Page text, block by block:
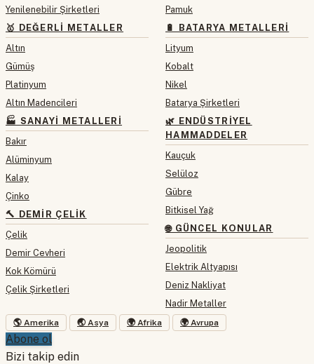
Yenilenebilir Şirketleri
🥇 DEĞERLI METALLER
Altın
Gümüş
Platinyum
Altın Madencileri
🏭 SANAYI METALLERI
Bakır
Alüminyum
Kalay
Çinko
🔨 DEMIR ÇELIK
Çelik
Demir Cevheri
Kok Kömürü
Çelik Şirketleri
Pamuk
🔋 BATARYA METALLERI
Lityum
Kobalt
Nikel
Batarya Şirketleri
🌿 ENDÜSTRIYEL
HAMMADDELER
Kauçuk
Selüloz
Gübre
Bitkisel Yağ
🌐 GÜNCEL KONULAR
Jeopolitik
Elektrik Altyapısı
Deniz Nakliyat
Nadir Metaller
🌎 Amerika 🌏 Asya 🌍 Afrika 🌍 Avrupa
Abone ol
Bizi takip edin